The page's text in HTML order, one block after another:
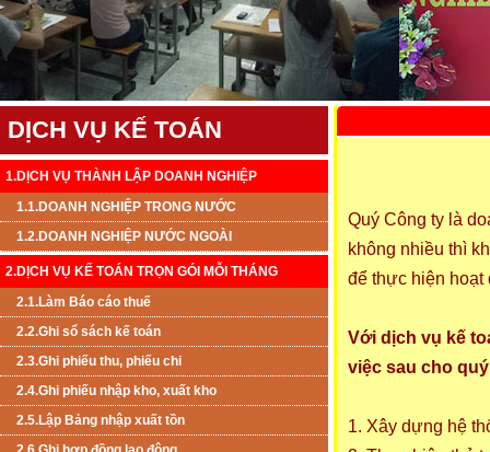
DỊCH VỤ KẾ TOÁN
1.DỊCH VỤ THÀNH LẬP DOANH NGHIỆP
1.1.DOANH NGHIỆP TRONG NƯỚC
1.2.DOANH NGHIỆP NƯỚC NGOÀI
2.DỊCH VỤ KẾ TOÁN TRỌN GÓI MỖI THÁNG
2.1.Làm Báo cáo thuế
2.2.Ghi sổ sách kế toán
2.3.Ghi phiếu thu, phiếu chi
2.4.Ghi phiếu nhập kho, xuất kho
2.5.Lập Bảng nhập xuất tồn
Quý Công ty là
không nhiều thì
để thực hiện hoạt
Với dịch vụ kế
việc sau cho
1. Xây dựng hệ